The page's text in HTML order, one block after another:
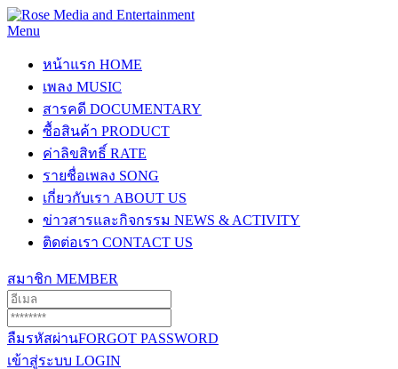
Menu
หน้าแรก HOME
เพลง MUSIC
สารคดี DOCUMENTARY
ซื้อสินค้า PRODUCT
ค่าลิขสิทธิ์ RATE
รายชื่อเพลง SONG
เกี่ยวกับเรา ABOUT US
ข่าวสารและกิจกรรม NEWS & ACTIVITY
ติดต่อเรา CONTACT US
สมาชิก MEMBER
ลืมรหัสผ่านFORGOT PASSWORD
เข้าสู่ระบบ LOGIN